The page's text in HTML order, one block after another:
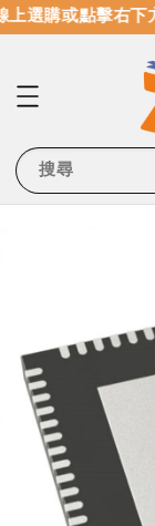
選購或點擊右下
搜尋